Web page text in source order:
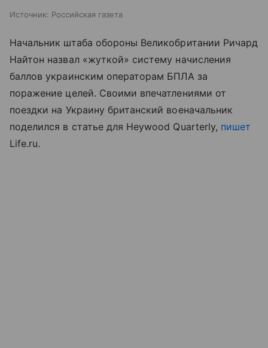
Источник: Российская газета
Начальник штаба обороны Великобритании Ричард
Найтон назвал «жуткой» систему начисления
баллов украинским операторам БПЛА за
поражение целей. Своими впечатлениями от
поездки на Украину британский военачальник
поделился в статье для Heywood Quarterly, пишет
Life.ru.